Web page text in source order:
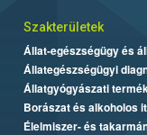
Szakterületek
Állat-egészségügy és
Állategészségügyi
Állatgyógyászati
Borászat és alkoholos
Élelmiszer- és